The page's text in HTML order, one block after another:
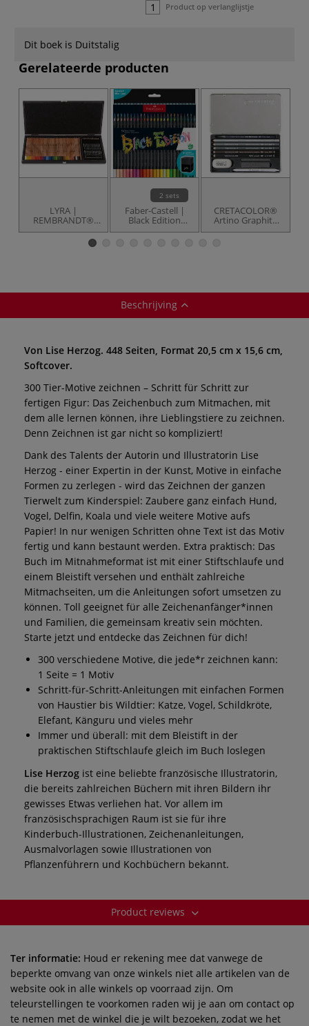
Product op verlanglijstje
Dit boek is Duitstalig
Gerelateerde producten
LYRA |
REMBRANDT®
POLYCOLOR + Art
Design — 49-kist
2 sets
Faber-Castell |
Black Edition
kleurpotlood —
CRETACOLOR®
Artino Graphite
basic, tekenset
Beschrijving
Von Lise Herzog. 448 Seiten, Format 20,5 cm x 15,6 cm,
Softcover.
300 Tier-Motive zeichnen – Schritt für Schritt zur
fertigen Figur: Das Zeichenbuch zum Mitmachen, mit
dem alle lernen können, ihre Lieblingstiere zu zeichnen.
Denn Zeichnen ist gar nicht so kompliziert!
Dank des Talents der Autorin und Illustratorin Lise
Herzog - einer Expertin in der Kunst, Motive in einfache
Formen zu zerlegen - wird das Zeichnen der ganzen
Tierwelt zum Kinderspiel: Zaubere ganz einfach Hund,
Vogel, Delfin, Koala und viele weitere Motive aufs
Papier! In nur wenigen Schritten ohne Text ist das Motiv
fertig und kann bestaunt werden. Extra praktisch: Das
Buch im Mitnahmeformat ist mit einer Stiftschlaufe und
einem Bleistift versehen und enthält zahlreiche
Mitmachseiten, um die Anleitungen sofort umsetzen zu
können. Toll geeignet für alle Zeichenanfänger*innen
und Familien, die gemeinsam kreativ sein möchten.
Starte jetzt und entdecke das Zeichnen für dich!
300 verschiedene Motive, die jede*r zeichnen kann:
1 Seite = 1 Motiv
Schritt-für-Schritt-Anleitungen mit einfachen Formen
von Haustier bis Wildtier: Katze, Vogel, Schildkröte,
Elefant, Känguru und vieles mehr
Immer und überall: mit dem Bleistift in der
praktischen Stiftschlaufe gleich im Buch loslegen
Lise Herzog ist eine beliebte französische Illustratorin,
die bereits zahlreichen Büchern mit ihren Bildern ihr
gewisses Etwas verliehen hat. Vor allem im
französischsprachigen Raum ist sie für ihre
Kinderbuch-Illustrationen, Zeichenanleitungen,
Ausmalvorlagen sowie Illustrationen von
Pflanzenführern und Kochbüchern bekannt.
Product reviews
Ter informatie: Houd er rekening mee dat vanwege de
beperkte omvang van onze winkels niet alle artikelen van de
website ook in alle winkels op voorraad zijn. Om
teleurstellingen te voorkomen raden wij je aan om contact op
te nemen met de winkel die je wilt bezoeken, zodat we het